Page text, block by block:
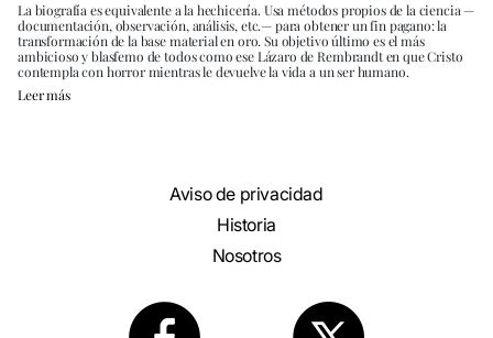
La biografía es equivalente a la hechicería. Usa métodos propios de la ciencia —
documentación, observación, análisis, etc.— para obtener un fin pagano: la
transformación de la base material en oro. Su objetivo último es el más
ambicioso y blasfemo de todos como ese Lázaro de Rembrandt en que Cristo
contempla con horror mientras le devuelve la vida a un ser humano.
Leer más
Aviso de privacidad
Historia
Nosotros